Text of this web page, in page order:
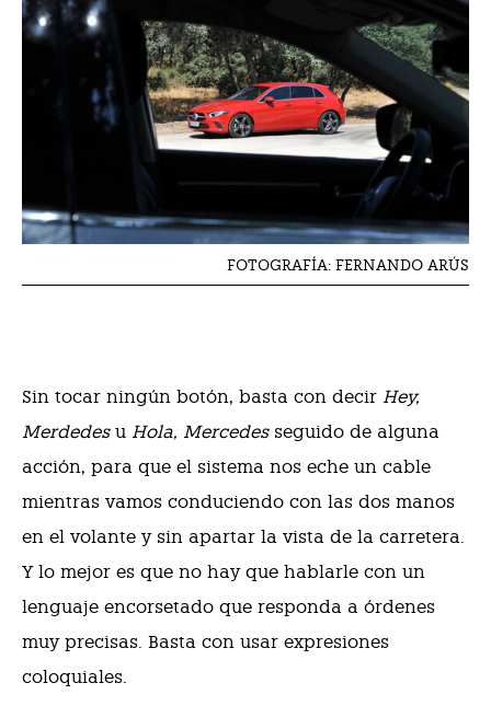
FOTOGRAFÍA: FERNANDO ARÚS
Sin tocar ningún botón, basta con decir Hey,
Merdedesu Hola, Mercedesseguido de alguna
acción, para que el sistema nos eche un cable
mientras vamos conduciendo con las dos manos
en el volante y sin apartar la vista de la carretera.
Y lo mejor es que no hay que hablarle con un
lenguaje encorsetado que responda a órdenes
muy precisas. Basta con usar expresiones
coloquiales.